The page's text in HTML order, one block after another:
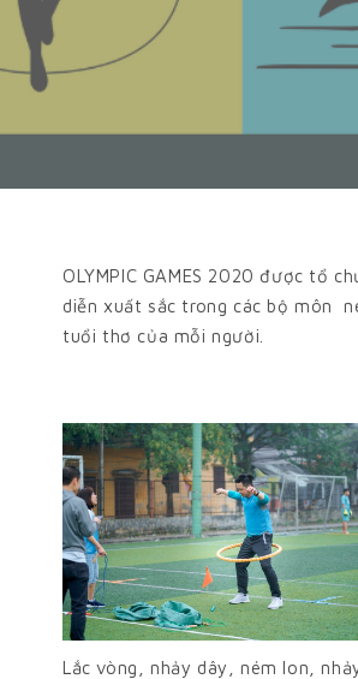
OLYMPIC GAMES 2020 được tổ
diễn xuất sắc trong các bộ môn
tuổi thơ của mỗi người.
Lắc vòng, nhảy dây, ném lon,